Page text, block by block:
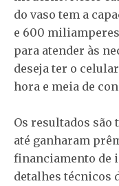
do vaso tem a
e 600
para atender às
deseja ter o
hora e meia de
Os resultados são
até ganharam
financiamento de
detalhes técnicos